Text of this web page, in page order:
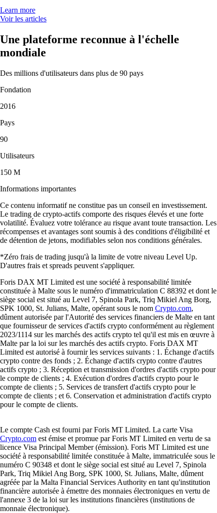
Learn more
Voir les articles
Une plateforme reconnue à l'échelle
mondiale
Des millions d'utilisateurs dans plus de 90 pays
Fondation
2016
Pays
90
Utilisateurs
150 M
Informations importantes
Ce contenu informatif ne constitue pas un conseil en investissement.
Le trading de crypto-actifs comporte des risques élevés et une forte
volatilité. Évaluez votre tolérance au risque avant toute transaction. Les
récompenses et avantages sont soumis à des conditions d'éligibilité et
de détention de jetons, modifiables selon nos conditions générales.
*Zéro frais de trading jusqu'à la limite de votre niveau Level Up.
D'autres frais et spreads peuvent s'appliquer.
Foris DAX MT Limited est une société à responsabilité limitée
constituée à Malte sous le numéro d'immatriculation C 88392 et dont le
siège social est situé au Level 7, Spinola Park, Triq Mikiel Ang Borg,
SPK 1000, St. Julians, Malte, opérant sous le nom Crypto.com,
dûment autorisée par l'Autorité des services financiers de Malte en tant
que fournisseur de services d'actifs crypto conformément au règlement
2023/1114 sur les marchés des actifs crypto tel qu'il est mis en œuvre à
Malte par la loi sur les marchés des actifs crypto. Foris DAX MT
Limited est autorisé à fournir les services suivants : 1. Échange d'actifs
crypto contre des fonds ; 2. Échange d'actifs crypto contre d'autres
actifs crypto ; 3. Réception et transmission d'ordres d'actifs crypto pour
le compte de clients ; 4. Exécution d'ordres d'actifs crypto pour le
compte de clients ; 5. Services de transfert d'actifs crypto pour le
compte de clients ; et 6. Conservation et administration d'actifs crypto
pour le compte de clients.
Le compte Cash est fourni par Foris MT Limited. La carte Visa
Crypto.com est émise et promue par Foris MT Limited en vertu de sa
licence Visa Principal Member (émission). Foris MT Limited est une
société à responsabilité limitée constituée à Malte, immatriculée sous le
numéro C 90348 et dont le siège social est situé au Level 7, Spinola
Park, Triq Mikiel Ang Borg, SPK 1000, St. Julians, Malte, dûment
agréée par la Malta Financial Services Authority en tant qu'institution
financière autorisée à émettre des monnaies électroniques en vertu de
l'annexe 3 de la loi sur les institutions financières (institutions de
monnaie électronique).